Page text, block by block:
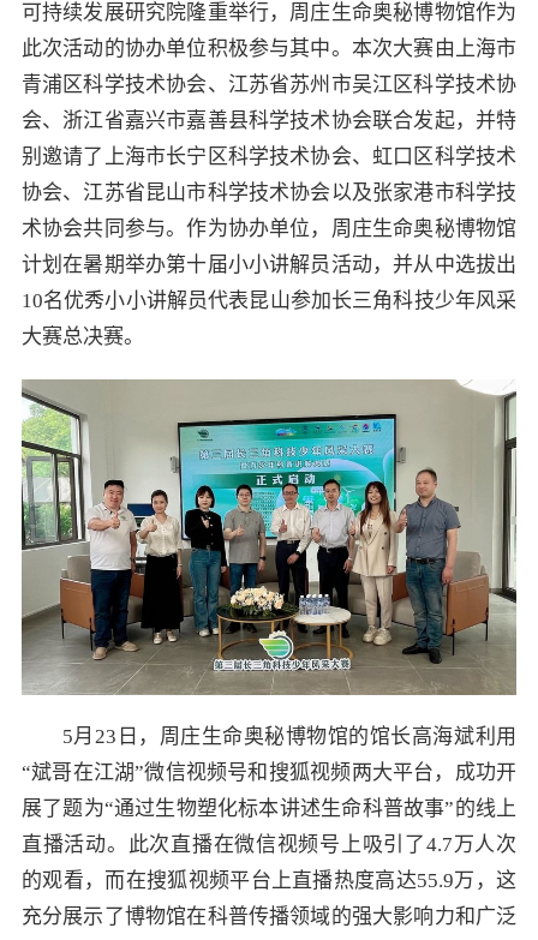
可持续发展研究院隆重举行，周庄生命奥秘博物馆作为
此次活动的协办单位积极参与其中。本次大赛由上海市
青浦区科学技术协会、江苏省苏州市吴江区科学技术协
会、浙江省嘉兴市嘉善县科学技术协会联合发起，并特
别邀请了上海市长宁区科学技术协会、虹口区科学技术
协会、江苏省昆山市科学技术协会以及张家港市科学技
术协会共同参与。作为协办单位，周庄生命奥秘博物馆
计划在暑期举办第十届小小讲解员活动，并从中选拔出
10名优秀小小讲解员代表昆山参加长三角科技少年风采
大赛总决赛。
5月23日，周庄生命奥秘博物馆的馆长高海斌利用
“斌哥在江湖”微信视频号和搜狐视频两大平台，成功开
展了题为“通过生物塑化标本讲述生命科普故事”的线上
直播活动。此次直播在微信视频号上吸引了4.7万人次
的观看，而在搜狐视频平台上直播热度高达55.9万，这
充分展示了博物馆在科普传播领域的强大影响力和广泛